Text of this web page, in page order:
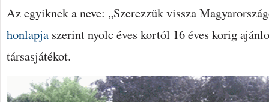
Az egyiknek a neve: „Szerezzük vissza
honlapja szerint nyolc éves kortól 16 éves korig
társasjátékot.